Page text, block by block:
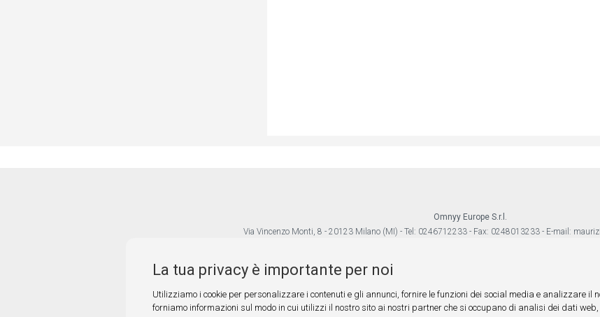
La tua privacy è importante per noi
Utilizziamo i cookie per personalizzare i contenuti e gli annunci, fornire le funzioni dei social media e analizzare il
forniamo informazioni sul modo in cui utilizzi il nostro sito ai nostri partner che si occupano di analisi dei dati
Omnyy Europe S.r.l.
Via Vincenzo Monti, 8 - 20123 Milano (MI) - Tel: 0246712233 - Fax: 0248013233 - E-mail:
Autorità competente alla vigilanza sull'attività: IVASS Via del Quirinale, 21 - 00187